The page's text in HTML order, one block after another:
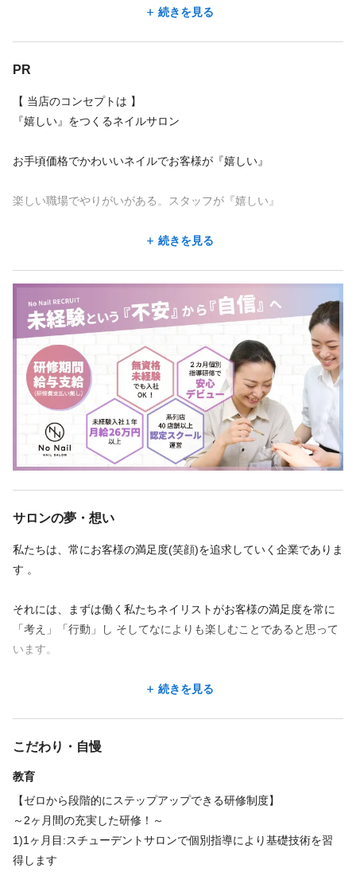
です！
しています。
とても高いです！
是非、あなたのサポートで成長させてあげてください！
どれだけの人を成長させられたか＝それがあなたの成長＝キャリ
アになります。
ここまで読んでくださった、あなたのエントリーお待ちしていま
続きを見る
PR
【 当店のコンセプトは 】
『嬉しい』をつくるネイルサロン
お手頃価格でかわいいネイルでお客様が『嬉しい』
楽しい職場でやりがいがある。スタッフが『嬉しい』
より多くのお客様にネイルをもっともっと、
ですので、もっとたくさんのネイリストさんが必要です。
でも、現実は「無資格、未経験者は、なかなか働き先がみつから
ない」のが現状です。
NO NAIL では、一人でも多くのネイリストさんが育ってほしいと
いう
想いから全くの未経験、無資格でもプロとして成長できる研修制
度を確立しています。
「技術」と「接客」をしっかり研修することでより実践的なネイ
リストとしてデビューできる。
得できる。
◆充実したカリキュラム
軌道修正も一人一人に合わせて、トレーナーが対応してくれる。
動画やBOOKで全てがマニュアル化されているので自分のペース
で予習や復習もできる。
ビジネスマナー研修などもあり、社会人経験がなくても基礎から
学べる
続きを見る
サロンの夢・想い
私たちは、常にお客様の満足度(笑顔)を追求していく企業でありま
す 。
それには、まずは働く私たちネイリストがお客様の満足度を常に
「考え」「行動」し そしてなによりも楽しむことであると思って
います。
はただの自己満足にすぎません。
いと思ってます。
続きを見る
こだわり・自慢
教育
【ゼロから段階的にステップアップできる研修制度】
～2ヶ月間の充実した研修！～
1)1ヶ月目:スチューデントサロンで個別指導により基礎技術を習
得します